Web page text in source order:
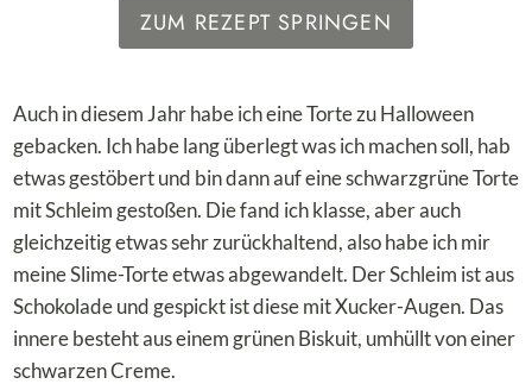
ZUM REZEPT SPRINGEN
Auch in diesem Jahr habe ich eine Torte zu Halloween
gebacken. Ich habe lang überlegt was ich machen soll, hab
etwas gestöbert und bin dann auf eine schwarzgrüne Torte
mit Schleim gestoßen. Die fand ich klasse, aber auch
gleichzeitig etwas sehr zurückhaltend, also habe ich mir
meine Slime-Torte etwas abgewandelt. Der Schleim ist aus
Schokolade und gespickt ist diese mit Xucker-Augen. Das
innere besteht aus einem grünen Biskuit, umhüllt von einer
schwarzen Creme.